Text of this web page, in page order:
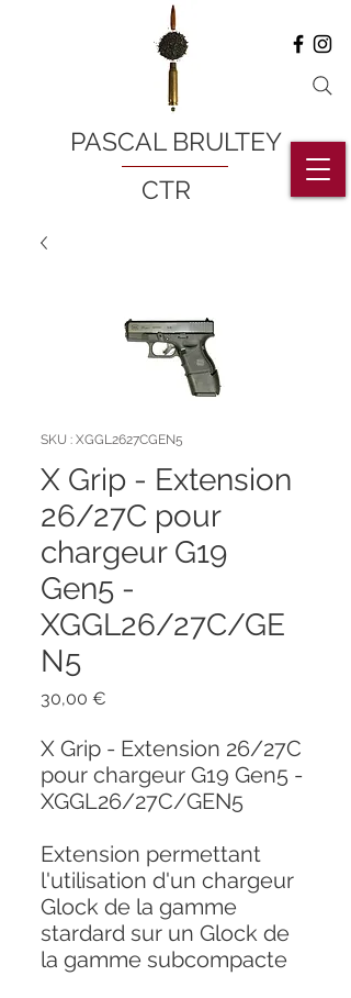
PASCAL BRULTEY
CTR
SKU : XGGL2627CGEN5
X Grip - Extension
26/27C pour
chargeur G19
Gen5 -
XGGL26/27C/GE
N5
30,00 €
X Grip - Extension 26/27C
pour chargeur G19 Gen5 -
XGGL26/27C/GEN5
Extension permettant
l'utilisation d'un chargeur
Glock de la gamme
stardard sur un Glock de
la gamme subcompacte